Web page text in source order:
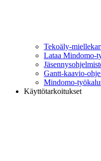
Tekoäly-
Lataa Mindomo-
Gantt-kaavio-
Mindomo-
Käyttötarkoitukset